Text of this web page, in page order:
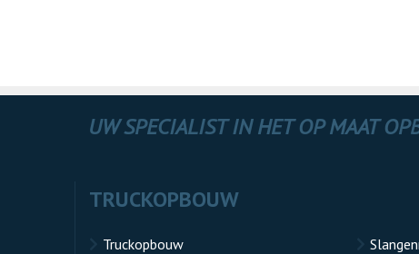
UW SPECIALIST IN HET OP MAAT
TRUCKOPBOUW
Truckopbouw